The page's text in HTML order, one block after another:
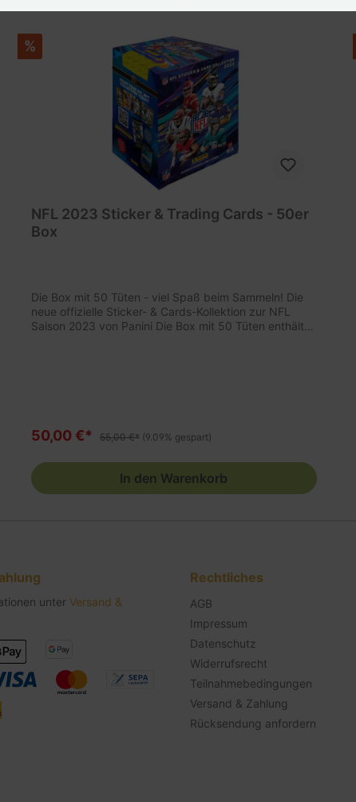
%
NFL 2023 Sticker & Trading Cards - 50er
Box
Die Box mit 50 Tüten - viel Spaß beim Sammeln! Die
neue offizielle Sticker- & Cards-Kollektion zur NFL
Saison 2023 von Panini Die Box mit 50 Tüten enthält
50,00 €* 55,00 €* (9.09% gespart)
In den Warenkorb
unter Versand &
Rechtliches
AGB
Impressum
Datenschutz
Widerrufsrecht
Teilnahmebedingungen
Versand & Zahlung
Rücksendung anfordern